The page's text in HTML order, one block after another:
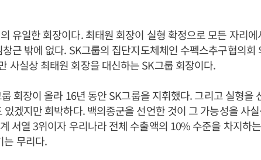
유일한 회장이다. 최태원 회장이 실형 확정으로 모든 자리에
근 밖에 없다. SK그룹의 집단지도체체인 수펙스추구협의회
사실상 최태원 회장을 대신하는 SK그룹 회장이다.
회장이 올라 16년 동안 SK그룹을 지휘했다. 그리고 실형을
있겠지만 희박하다. 백의종군을 선언한 것이 그 가능성을 사
서열 3위이자 우리나라 전체 수출액의 10% 수준을 차지하
는 무리다.